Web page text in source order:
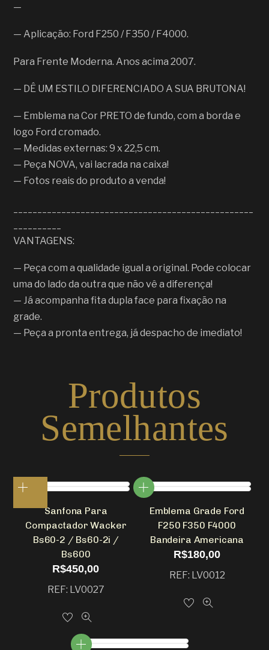
—
— Aplicação: Ford F250 / F350 / F4000.
Para Frente Moderna. Anos acima 2007.
— DÊ UM ESTILO DIFERENCIADO A SUA BRUTONA!
— Emblema na Cor PRETO de fundo, com a borda e
logo Ford cromado.
— Medidas externas: 9 x 22,5 cm.
— Peça NOVA, vai lacrada na caixa!
— Fotos reais do produto a venda!
VANTAGENS:
— Peça com a qualidade igual a original. Pode colocar
uma do lado da outra que não vê a diferença!
— Já acompanha fita dupla face para fixação na
grade.
— Peça a pronta entrega, já despacho de imediato!
Produtos
Semelhantes
Sanfona Para
Compactador Wacker
Bs60-2 / Bs60-2i /
Bs600
R$450,00
REF: LV0027
Emblema Grade Ford
F250 F350 F4000
Bandeira Americana
R$180,00
REF: LV0012